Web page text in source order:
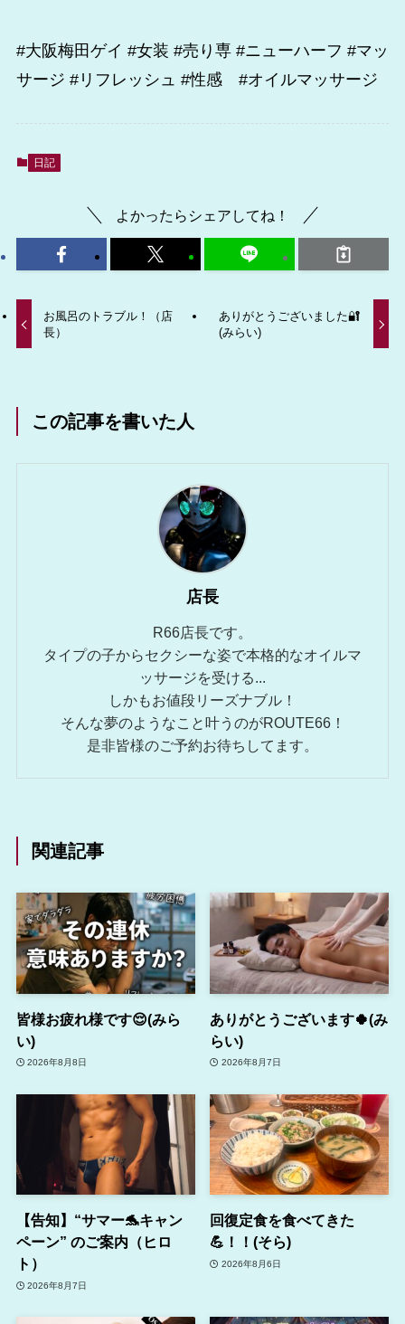
#大阪梅田ゲイ #女装 #売り専 #ニューハーフ #マッ
サージ #リフレッシュ #性感 #オイルマッサージ
日記
よかったらシェアしてね！
お風呂のトラブル！（店
長）
ありがとうございました🔐
(みらい)
この記事を書いた人
店長
R66店長です。
タイプの子からセクシーな姿で本格的なオイルマ
ッサージを受ける...
しかもお値段リーズナブル！
そんな夢のようなこと叶うのがROUTE66！
是非皆様のご予約お待ちしてます。
関連記事
皆様お疲れ様です😌(みら
い)
2026年8月8日
ありがとうございます🍀(み
らい)
2026年8月7日
【告知】“サマー🐬キャン
ペーン” のご案内（ヒロ
ト）
2026年8月7日
回復定食を食べてきた
💪！！(そら)
2026年8月6日